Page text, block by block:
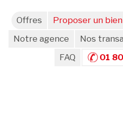
Offres Proposer un bien
Notre agence
Nos
FAQ
01